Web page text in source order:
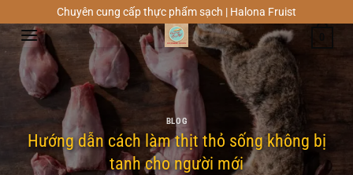
đến
nội
dung
Chuyên cung cấp thực phẩm sạch | Halona Fruist
BLOG
Hướng dẫn cách làm thịt thỏ sống không bị
tanh cho người mới